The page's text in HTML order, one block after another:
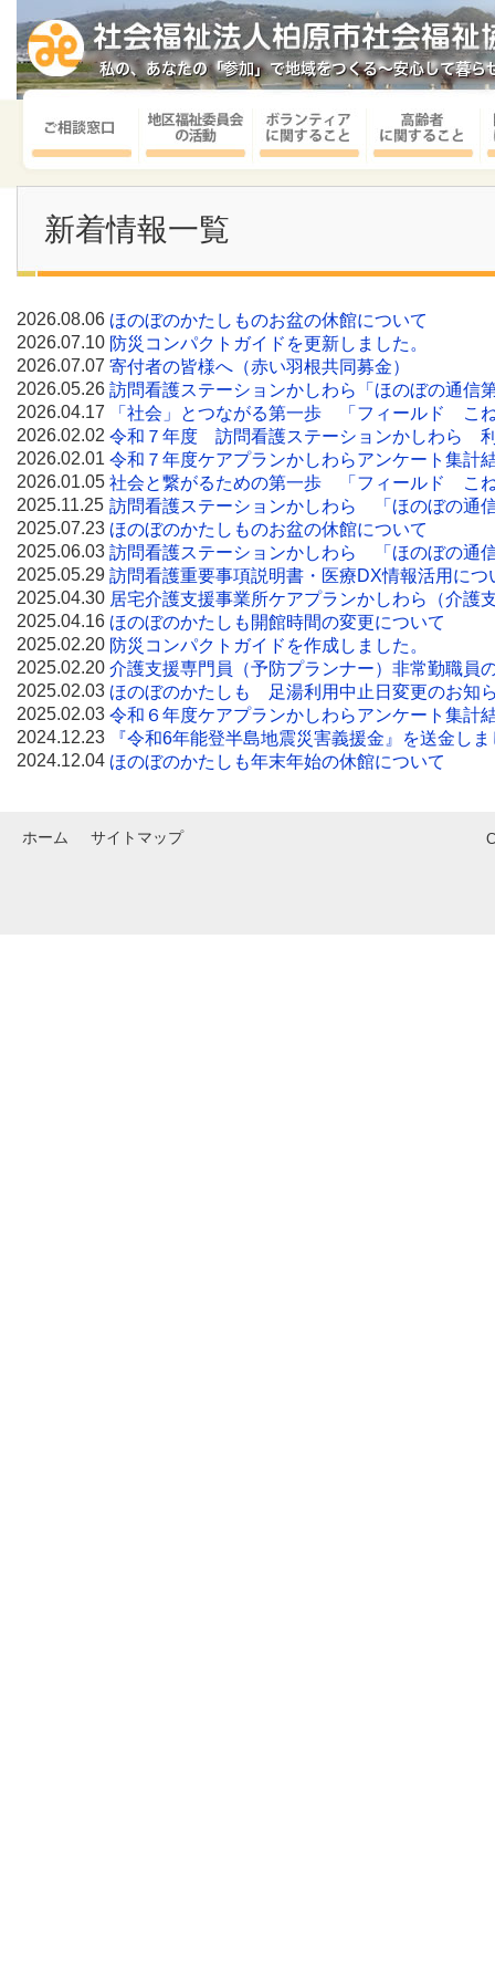
新着情報一覧
2026.08.06 ほのぼのかたしものお盆の休館について
2026.07.10 防災コンパクトガイドを更新しました。
2026.07.07 寄付者の皆様へ（赤い羽根共同募金）
2026.05.26 訪問看護ステーションかしわら「ほのぼの通信
2026.04.17
「社会」とつながる第一歩 「フィールド こ
2026.02.02 令和７年度 訪問看護ステーションかしわら
2026.02.01 令和７年度ケアプランかしわらアンケート集計
2026.01.05 社会と繋がるための第一歩 「フィールド こ
2025.11.25 訪問看護ステーションかしわら 「ほのぼの通
2025.07.23 ほのぼのかたしものお盆の休館について
2025.06.03 訪問看護ステーションかしわら 「ほのぼの通
2025.05.29 訪問看護重要事項説明書・医療DX情報活用につ
2025.04.30 居宅介護支援事業所ケアプランかしわら（介護
2025.04.16 ほのぼのかたしも開館時間の変更について
2025.02.20 防災コンパクトガイドを作成しました。
2025.02.20 介護支援専門員（予防プランナー）非常勤職員
2025.02.03 ほのぼのかたしも 足湯利用中止日変更のお知
2025.02.03 令和６年度ケアプランかしわらアンケート集計
2024.12.23
『令和6年能登半島地震災害義援金』を送金しま
2024.12.04 ほのぼのかたしも年末年始の休館について
ホーム サイトマップ